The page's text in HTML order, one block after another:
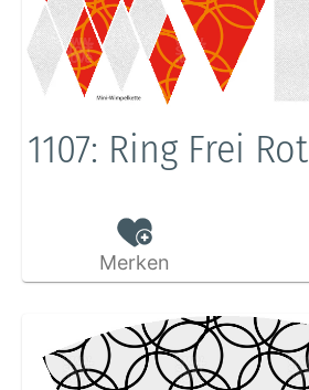
1107: Ring Frei Rot
Merken